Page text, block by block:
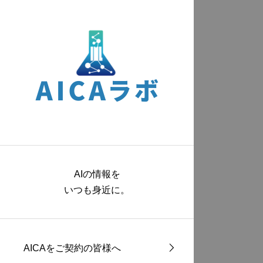
AIの情報を
いつも身近に。
AICAをご契約の皆様へ